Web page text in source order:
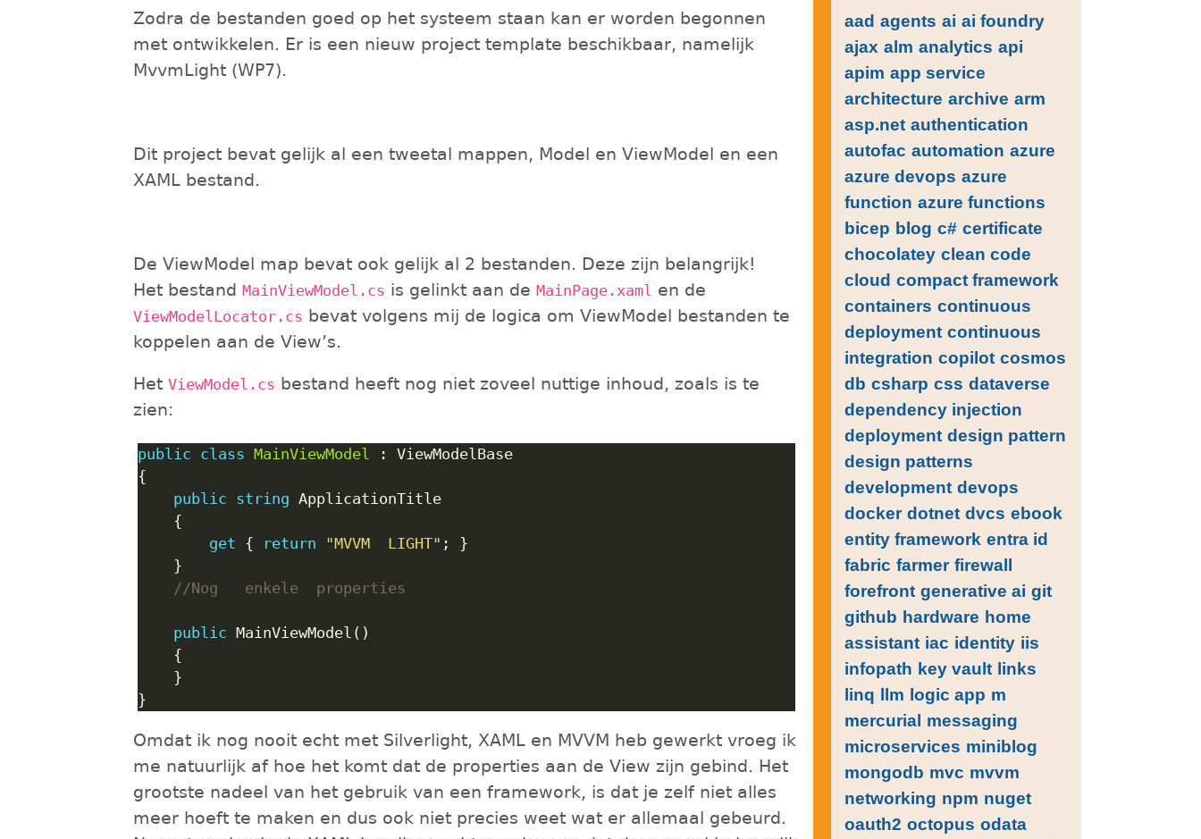
Zodra de bestanden goed op het systeem staan kan er worden begonnen
met ontwikkelen. Er is een nieuw project template beschikbaar, namelijk
MvvmLight (WP7).
Dit project bevat gelijk al een tweetal mappen, Model en ViewModel en een
XAML bestand.
De ViewModel map bevat ook gelijk al 2 bestanden. Deze zijn belangrijk!
Het bestandMainViewModel.cs is gelinkt aan deMainPage.xaml en de
ViewModelLocator.cs bevat volgens mij de logica om ViewModel bestanden te
koppelen aan de View’s.
HetViewModel.cs bestand heeft nog niet zoveel nuttige inhoud, zoals is te
zien:
public class MainViewModel
public string
get { return "MVVM	LIGHT"
//Nog	enkele	properties
public
Omdat ik nog nooit echt met Silverlight, XAML en MVVM heb gewerkt vroeg ik
me natuurlijk af hoe het komt dat de properties aan de View zijn gebind. Het
grootste nadeel van het gebruik van een framework, is dat je zelf niet alles
meer hoeft te maken en dus ook niet precies weet wat er allemaal gebeurd.
aad agents ai ai foundry
ajax alm analytics api
apim app service
architecture archive arm
asp.net authentication
autofac automation azure
azure devops azure
function azure functions
bicep blog c# certificate
chocolatey clean code
cloud compact framework
containers continuous
deployment continuous
integration copilot cosmos
db csharp css dataverse
dependency injection
deployment design pattern
design patterns
development devops
docker dotnet dvcs ebook
entity framework entra id
fabric farmer firewall
forefront generative ai git
github hardware home
assistant iac identity iis
infopath key vault links
linq llm logic app m
mercurial messaging
microservices miniblog
mongodb mvc mvvm
networking npm nuget
oauth2 octopus odata